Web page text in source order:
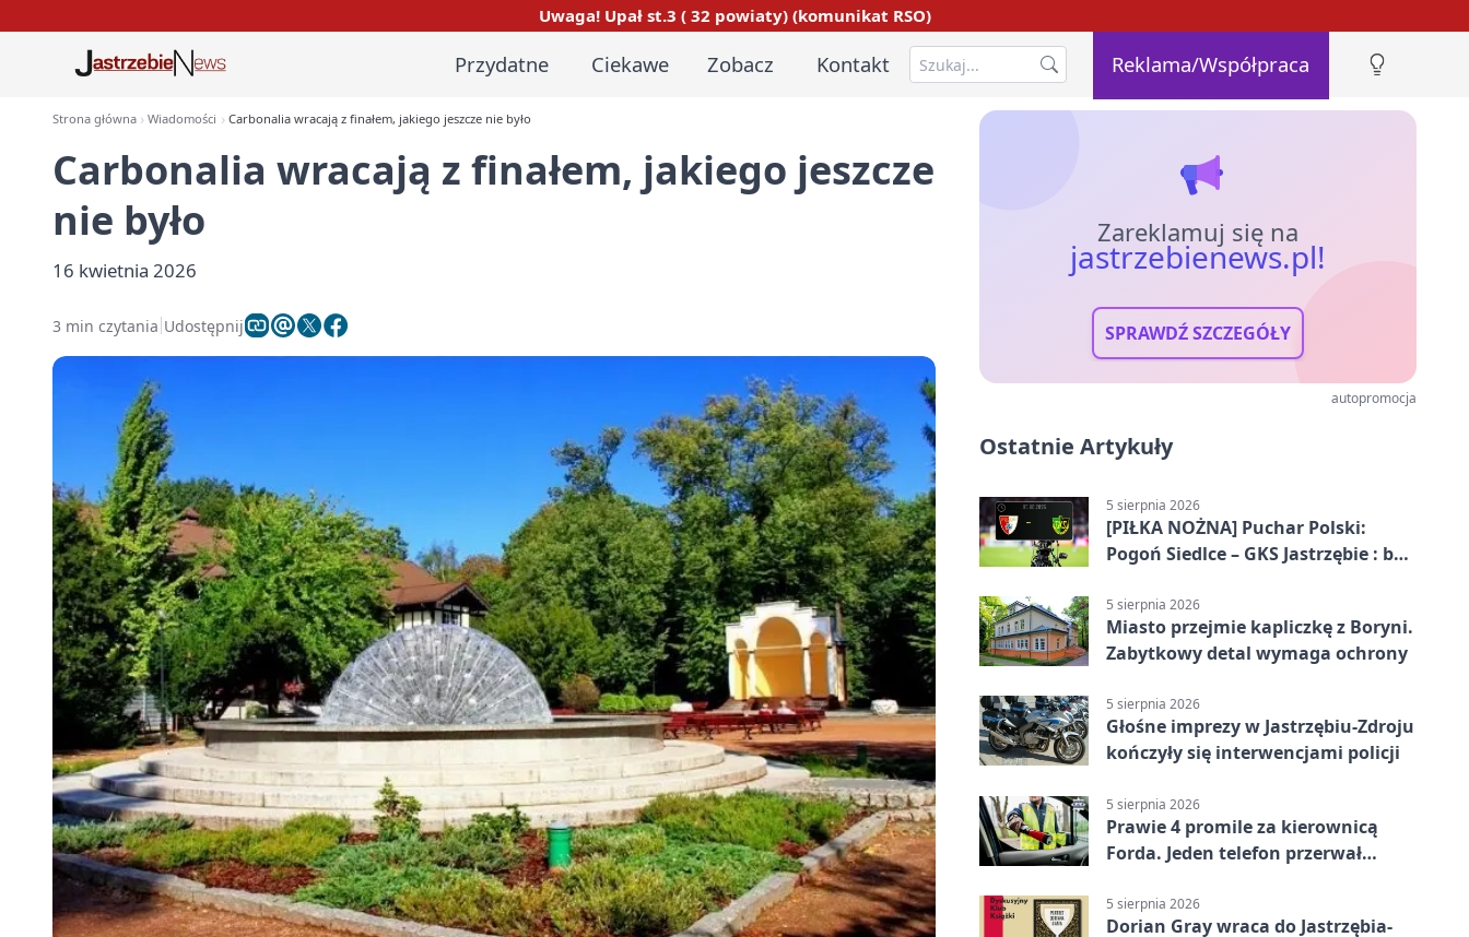
Uwaga! Upał st.3 ( 32 powiaty) (komunikat RSO)
Przydatne Ciekawe Zobacz Kontakt Reklama/Współpraca
Strona główna Wiadomości Carbonalia wracają z finałem, jakiego jeszcze nie było
Carbonalia wracają z finałem, jakiego jeszcze
nie było
16 kwietnia 2026
3 min czytania Udostępnij
Zareklamuj się na
jastrzebienews.pl!
SPRAWDŹ SZCZEGÓŁY
autopromocja
Ostatnie Artykuły
5 sierpnia 2026
[PIŁKA NOŻNA] Puchar Polski:
Pogoń Siedlce – GKS Jastrzębie : bez
5 sierpnia 2026
Miasto przejmie kapliczkę z Boryni.
Zabytkowy detal wymaga ochrony
5 sierpnia 2026
Głośne imprezy w Jastrzębiu-Zdroju
kończyły się interwencjami policji
5 sierpnia 2026
Prawie 4 promile za kierownicą
Forda. Jeden telefon przerwał
5 sierpnia 2026
Dorian Gray wraca do Jastrzębia-